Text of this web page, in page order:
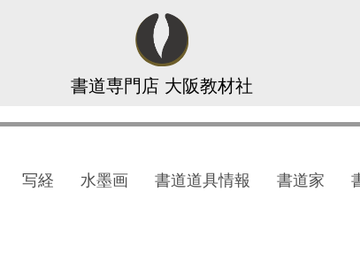
書道専門店 大阪教材社
写経 水墨画 書道道具情報 書道家